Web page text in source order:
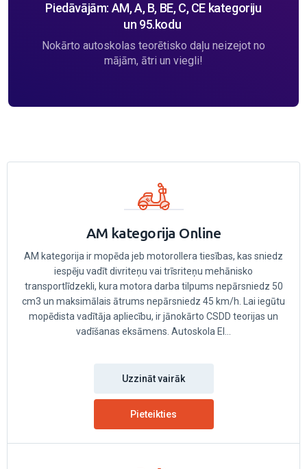
Piedāvājām: AM, A, B, BE, C, CE kategoriju
un 95.kodu
Nokārto autoskolas teorētisko daļu neizejot no
mājām, ātri un viegli!
AM kategorija Online
AM kategorija ir mopēda jeb motorollera tiesības, kas sniedz
iespēju vadīt divriteņu vai trīsriteņu mehānisko
transportlīdzekli, kura motora darba tilpums nepārsniedz 50
cm3 un maksimālais ātrums nepārsniedz 45 km/h. Lai iegūtu
mopēdista vadītāja apliecību, ir jānokārto CSDD teorijas un
vadīšanas eksāmens. Autoskola EI...
Uzzināt vairāk
Pieteikties